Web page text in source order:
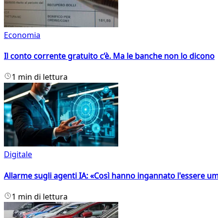
Economia
Il conto corrente gratuito c’è. Ma le banche non lo dicono
1 min di lettura
Digitale
Allarme sugli agenti IA: «Così hanno ingannato l'essere
1 min di lettura